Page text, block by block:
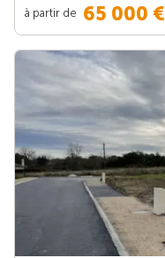
à partir de 65 000 €